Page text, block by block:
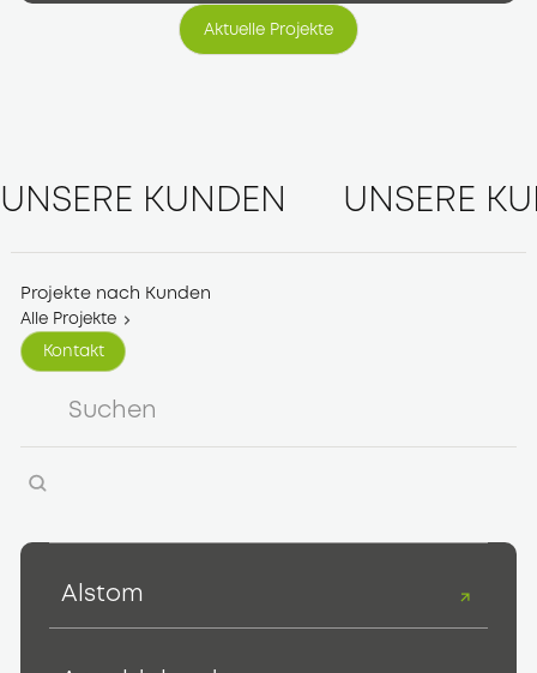
Aktuelle Projekte
Aktuelle Projekte
UNSERE KUNDEN UNSERE
Projekte nach Kunden
Alle Projekte
Kontakt
Kontakt
Alstom